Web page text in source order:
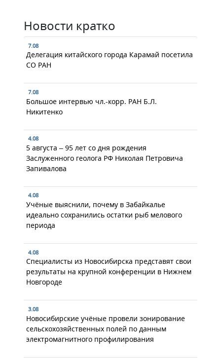
Новости кратко
7.08
Делегация китайского города Карамай посетила
СО РАН
7.08
Большое интервью чл.-корр. РАН Б.Л.
Никитенко
4.08
5 августа – 95 лет со дня рождения
Заслуженного геолога РФ Николая Петровича
Запивалова
4.08
Учёные выяснили, почему в Забайкалье
идеально сохранились остатки рыб мелового
периода
4.08
Специалисты из Новосибирска представят свои
результаты на крупной конференции в Нижнем
Новгороде
3.08
Новосибирские учёные провели зонирование
сельскохозяйственных полей по данным
электромагнитного профилирования